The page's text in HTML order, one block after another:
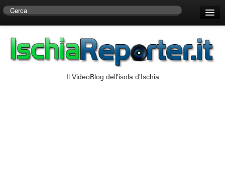
Centro di Ricerche Storiche D’Ambra
Il VideoBlog dell'isola d'Ischia